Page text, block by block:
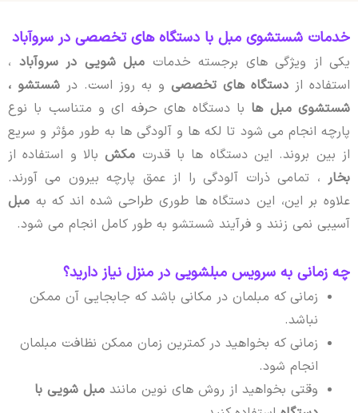
خدمات شستشوی مبل با دستگاه‌ های تخصصی در سروآباد
یکی از ویژگی های برجسته خدمات مبل شویی در سروآباد
استفاده از دستگاه های تخصصی و به روز است. در شستشو ،
شستشوی مبل هابا دستگاه های حرفه ای و متناسب با نوع
پارچه انجام می شود تا لکه ها و آلودگی ها به طور مؤثر و سریع
از بین بروند. این دستگاه ها با قدرت مکش بالا و استفاده از
بخار ، تمامی ذرات آلودگی را از عمق پارچه بیرون می آورند.
علاوه بر این، این دستگاه ها طوری طراحی شده اند که به مبل
آسیبی نمی زنند و فرآیند شستشو به طور کامل انجام می شود.
چه زمانی به سرویس مبلشویی در منزل نیاز دارید؟
زمانی که مبلمان در مکانی باشد که جابجایی آن ممکن
نباشد.
زمانی که بخواهید در کمترین زمان ممکن نظافت مبلمان
انجام شود.
وقتی بخواهید از روش های نوین مانند مبل شویی با